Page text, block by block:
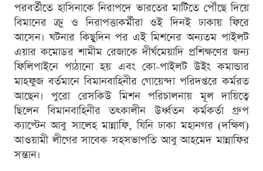
পরবর্তীতে হাসিনাকে নিরাপদে ভারতের মাটিতে পৌঁছে দিয়ে
বিমানের ক্রু ও নিরাপত্তাকর্মীরা ওই দিনই ঢাকায় ফিরে
আসেন। ঘটনার কিছুদিন পর এই মিশনের অন্যতম পাইলট
এয়ার কমোডর শামীম রেজাকে দীর্ঘমেয়াদি প্রশিক্ষণের জন্য
ফিলিপাইনে পাঠানো হয় এবং কো-পাইলট উইং কমান্ডার
মাহফুজ বর্তমানে বিমানবাহিনীর গোয়েন্দা পরিদপ্তরে কর্মরত
আছেন। পুরো রেসকিউ মিশন পরিচালনায় মূল দায়িত্বে
ছিলেন বিমানবাহিনীর তৎকালীন উর্ধ্বতন কর্মকর্তা গ্রুপ
ক্যাপ্টেন আবু সালেহ মান্নাফি, যিনি ঢাকা মহানগর (দক্ষিণ)
আওয়ামী লীগের সাবেক সহসভাপতি আবু আহমেদ মান্নাফির
সন্তান।